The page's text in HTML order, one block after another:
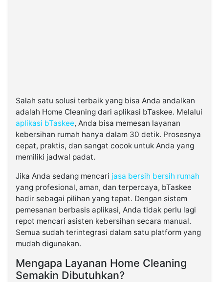
Salah satu solusi terbaik yang bisa Anda andalkan
adalah Home Cleaning dari aplikasi bTaskee. Melalui
aplikasi bTaskee, Anda bisa memesan layanan
kebersihan rumah hanya dalam 30 detik. Prosesnya
cepat, praktis, dan sangat cocok untuk Anda yang
memiliki jadwal padat.
Jika Anda sedang mencari jasa bersih bersih rumah
yang profesional, aman, dan terpercaya, bTaskee
hadir sebagai pilihan yang tepat. Dengan sistem
pemesanan berbasis aplikasi, Anda tidak perlu lagi
repot mencari asisten kebersihan secara manual.
Semua sudah terintegrasi dalam satu platform yang
mudah digunakan.
Mengapa Layanan Home Cleaning
Semakin Dibutuhkan?